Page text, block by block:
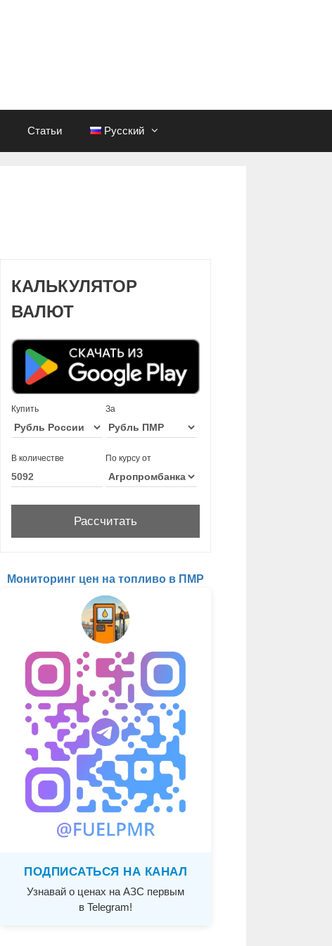
Статьи Русский
КАЛЬКУЛЯТОР
ВАЛЮТ
Купить За
В количестве По курсу от
Мониторинг цен на топливо в ПМР
ПОДПИСАТЬСЯ НА КАНАЛ
Узнавай о ценах на АЗС первым
в Telegram!